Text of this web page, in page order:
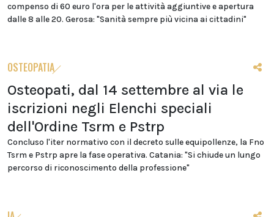
compenso di 60 euro l'ora per le attività aggiuntive e apertura
dalle 8 alle 20. Gerosa: "Sanità sempre più vicina ai cittadini"
OSTEOPATIA
Osteopati, dal 14 settembre al via le
iscrizioni negli Elenchi speciali
dell'Ordine Tsrm e Pstrp
Concluso l'iter normativo con il decreto sulle equipollenze, la Fno
Tsrm e Pstrp apre la fase operativa. Catania: "Si chiude un lungo
percorso di riconoscimento della professione"